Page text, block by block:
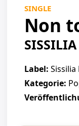
SINGLE
Non
SISSILIA
Label: Sissilia
Kategorie: